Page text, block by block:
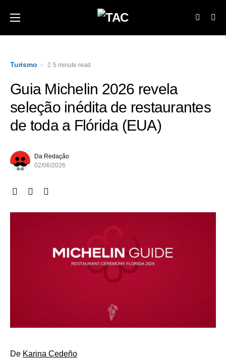
Turismo 5 minute read
Guia Michelin 2026 revela
seleção inédita de restaurantes
de toda a Flórida (EUA)
Da Redação
02/06/2026
De Karina Cedeño